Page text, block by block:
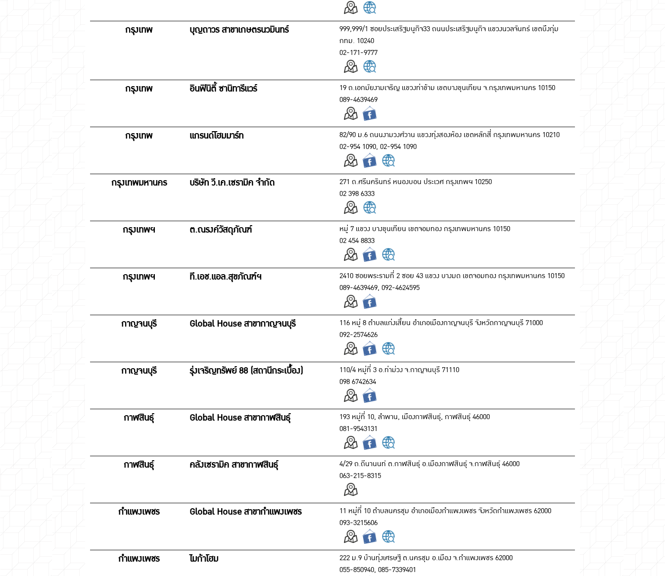
กรุงเทพ บุญถาวร สาขาเกษตรนวมินทร์
999,999/1 ซอยประเสริฐมนูกิจ33 ถนนประเสริฐมนูกิจ แขวงนวลจันทร์ เขตบึงกุ่ม
กทม. 10240
02-171-9777
กรุงเทพ อินฟินิตี้ ซานิทารีแวร์
19 ถ.เอกมัยงามเจริญ แขวงท่าข้าม เขตบางขุนเทียน จ.กรุงเทพมหานคร 10150
089-4639469
กรุงเทพ แกรนด์โฮมมาร์ท
82/90 ม.6 ถนนงามวงศ์วาน แขวงทุ่งสองห้อง เขตหลักสี่ กรุงเทพมหานคร 10210
02-954 1090, 02-954 1090
กรุงเทพมหานคร บริษัท วี.เค.เซรามิค จำกัด
271 ถ.ศรีนครินทร์ หนองบอน ประเวศ กรุงเทพฯ 10250
02 398 6333
กรุงเทพฯ ต.ณรงค์วัสดุภัณฑ์
หมู่ 7 แขวง บางขุนเทียน เขตจอมทอง กรุงเทพมหานคร 10150
02 454 8833
กรุงเทพฯ ที.เอช.แอล.สุขภัณฑ์ฯ
2410 ซอยพระรามที่ 2 ซอย 43 แขวง บางมด เขตจอมทอง กรุงเทพมหานคร 10150
089-4639469, 092-4624595
กาญจนบุรี Global House สาขากาญจนบุรี
116 หมู่ 8 ตำบลแก่งเสี้ยน อำเภอเมืองกาญจนบุรี จังหวัดกาญจนบุรี 71000
092-2574626
กาญจนบุรี รุ่งเจริญทรัพย์ 88 (สถานีกระเบื้อง)
110/4 หมู่ที่ 3 อ.ท่าม่วง จ.กาญจนบุรี 71110
098 6742634
กาฬสินธุ์ Global House สาขากาฬสินธุ์
193 หมู่ที่ 10, ลำพาน, เมืองกาฬสินธุ์, กาฬสินธุ์ 46000
081-9543131
กาฬสินธุ์ คลังเซรามิค สาขากาฬสินธุ์
4/29 ถ.ถีนานนท์ ต.กาฬสินธุ์ อ.เมืองกาฬสินธุ์ จ.กาฬสินธุ์ 46000
063-215-8315
กำแพงเพชร Global House สาขากำแพงเพชร
11 หมู่ที่ 10 ตำบลนครชุม อำเภอเมืองกำแพงเพชร จังหวัดกำแพงเพชร 62000
093-3215606
กำแพงเพชร ไมก้าโฮม
222 ม.9 บ้านทุ่งเศรษฐี ต.นครชุม อ.เมือง จ.กำแพงเพชร 62000
055-850940, 085-7339401